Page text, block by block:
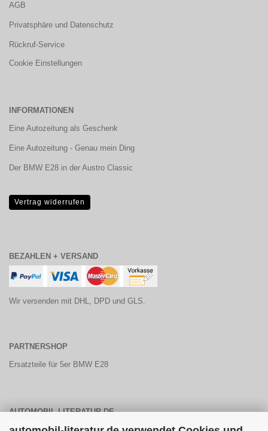
AGB
Privatsphäre und Datenschutz
Rückruf-Service
Cookie Einstellungen
INFORMATIONEN
Eine Autozeitung als Geschenk
Eine Autozeitung - Genau mein Ding
Der BMW E28 in der Austro Classic
Vertrag widerrufen
BEZAHLEN + VERSAND
Wir versenden mit DHL, DPD und GLS.
PARTNERSHOP
Ersatzteile für 5er BMW E28
AUTOMOBIL-LITERATUR.DE